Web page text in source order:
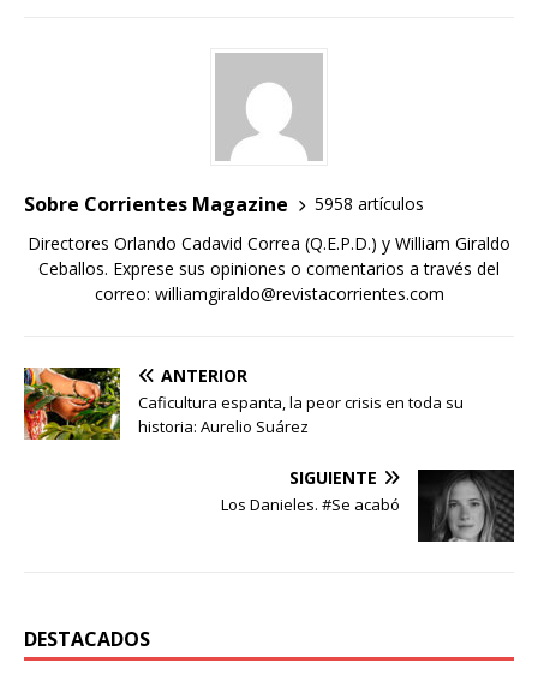
Sobre Corrientes Magazine
5958 artículos
Directores Orlando Cadavid Correa (Q.E.P.D.) y William Giraldo
Ceballos. Exprese sus opiniones o comentarios a través del
correo: williamgiraldo@revistacorrientes.com
ANTERIOR
Caficultura espanta, la peor crisis en toda su
historia: Aurelio Suárez
SIGUIENTE
Los Danieles. #Se acabó
DESTACADOS